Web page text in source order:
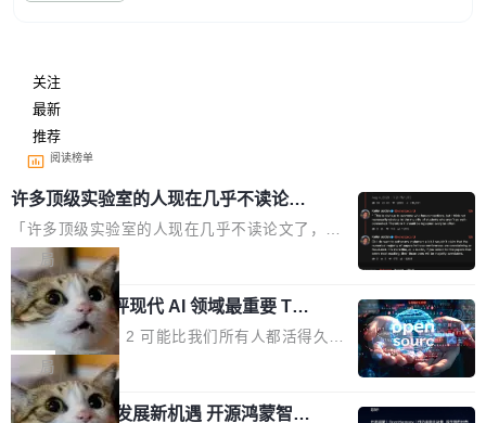
关注
最新
推荐
阅读榜单
许多顶级实验室的人现在几乎不读论文
了
「许多顶级实验室的人现在几乎不读论文了，而
且他们认为 ICLR/ICML/NeurIPS 充斥着大量过
度宣传和欺诈。」 OpenAI 研究员 Keller Jorda
n 这条推文引发了广泛讨论。他不是在说风凉
话，他是说出了一个圈内人尽皆知但很少公开捅
破的事实。 Jordan 随后补充了一句软化声明：
「我不认为这些会议上大部分论文都在过度宣传
或造假。问题是，作为读者，如果你筛选出那些
局
xAI 前工程师评现代 AI 领域最重要 Top
3 开源项目
Flash Attention 2 可能比我们所有人都活得久。
这句话不是来自某个技术博客，而是出自 Hieu
Pham 的一条推文。Hieu Pham 是谁？他是 xAI
的早期工程师之一，在 Grok 训练基础设施团队
局
共商智能硬件发展新机遇 开源鸿蒙智能